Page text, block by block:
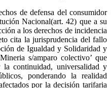
de defensa del consumidor
Nacional(art. 42) que a su
a los derechos de incidencia
cita la jurisprudencia del fallo
de Igualdad y Solidaridad y
s/amparo colectivo’ que
continuidad, universalidad y
ponderando la realidad
por la decisión tarifaria